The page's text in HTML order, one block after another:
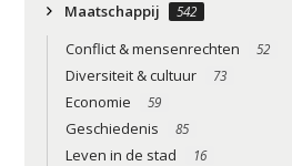
Maatschappij 542
Conflict & mensenrechten 52
Diversiteit & cultuur 73
Economie 59
Geschiedenis 85
Leven in de stad 16